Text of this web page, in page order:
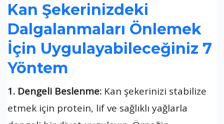
Kan Şekerinizdeki
Dalgalanmaları Önlemek
İçin Uygulayabileceğiniz 7
Yöntem
1. Dengeli Beslenme: Kan şekerinizi stabilize
etmek için protein, lif ve sağlıklı yağlarla